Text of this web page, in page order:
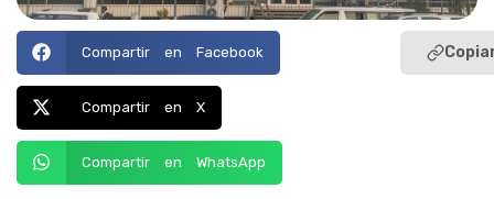
Compartir en Facebook
Compartir en X
Compartir en WhatsApp